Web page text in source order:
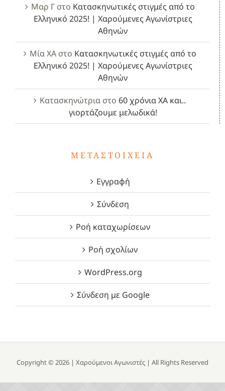
Μαρ Γστο Κατασκηνωτικές στιγμές από το
Ελληνικό 2025! | Χαρούμενες Αγωνίστριες
Αθηνών
Μία ΧΑστο Κατασκηνωτικές στιγμές από το
Ελληνικό 2025! | Χαρούμενες Αγωνίστριες
Αθηνών
Κατασκηνώτρια στο 60 χρόνια ΧΑ και..
γιορτάζουμε μελωδικά!
ΜΕΤΑΣΤΟΙΧΕΊΑ
Εγγραφή
Σύνδεση
Ροή καταχωρίσεων
Ροή σχολίων
WordPress.org
Σύνδεση με Google
Copyright © 2026 | Χαρούμενοι Αγωνιστές | All Rights Reserved